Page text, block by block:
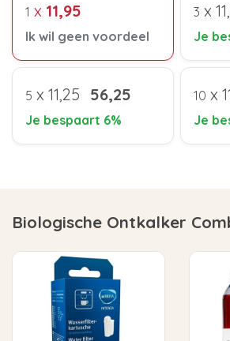
1 x 11,95
Ik wil geen voordeel
3 x
Je
5 x 11,25 56,25
Je bespaart 6%
10 x
Je
Biologische Ontkalker